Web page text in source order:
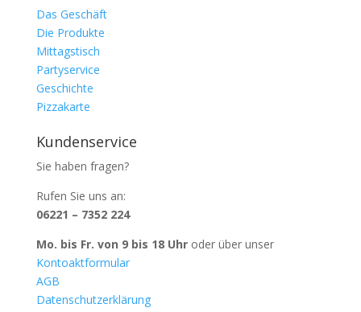
Das Geschäft
Die Produkte
Mittagstisch
Partyservice
Geschichte
Pizzakarte
Kundenservice
Sie haben fragen?
Rufen Sie uns an:
06221 – 7352 224
Mo. bis Fr. von 9 bis 18 Uhroder über unser
Kontoaktformular
AGB
Datenschutzerklärung